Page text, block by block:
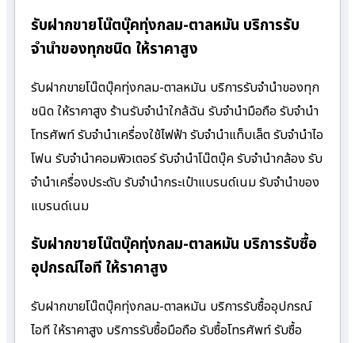
รับฝากขายโน๊ตบุ๊คทุ่งกลม-ตาลหมัน บริการรับ
จำนำของทุกชนิด ให้ราคาสูง
รับฝากขายโน๊ตบุ๊คทุ่งกลม-ตาลหมัน บริการรับจำนำของทุก
ชนิด ให้ราคาสูง ร้านรับจํานําใกล้ฉัน รับจำนำมือถือ รับจำนำ
โทรศัพท์ รับจำนำเครื่องใช้ไฟฟ้า รับจำนำแท็บเล็ต รับจำนำไอ
โฟน รับจำนำคอมพิวเตอร์ รับจำนำโน๊ตบุ๊ค รับจำนำกล้อง รับ
จำนำเครื่องประดับ รับจำนำกระเป๋าแบรนด์เนม รับจำนำของ
แบรนด์เนม
รับฝากขายโน๊ตบุ๊คทุ่งกลม-ตาลหมัน บริการรับซื้อ
อุปกรณ์ไอที ให้ราคาสูง
รับฝากขายโน๊ตบุ๊คทุ่งกลม-ตาลหมัน บริการรับซื้ออุปกรณ์
ไอที ให้ราคาสูง บริการรับซื้อมือถือ รับซื้อโทรศัพท์ รับซื้อ